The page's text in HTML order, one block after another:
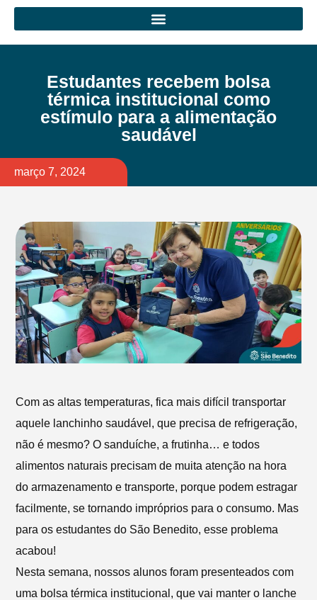
Estudantes recebem bolsa
térmica institucional como
estímulo para a alimentação
saudável
março 7, 2024
Com as altas temperaturas, fica mais difícil transportar
aquele lanchinho saudável, que precisa de refrigeração,
não é mesmo? O sanduíche, a frutinha… e todos
alimentos naturais precisam de muita atenção na hora
do armazenamento e transporte, porque podem estragar
facilmente, se tornando impróprios para o consumo. Mas
para os estudantes do São Benedito, esse problema
acabou!
‎Nesta semana, nossos alunos foram presenteados com
uma bolsa térmica institucional, que vai manter o lanche